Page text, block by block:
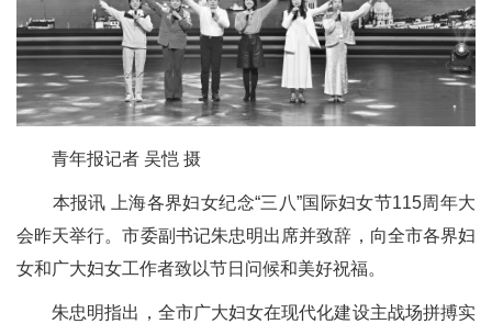
青年报记者 吴恺 摄
本报讯 上海各界妇女纪念“三八”国际妇女节115周年大
会昨天举行。市委副书记朱忠明出席并致辞，向全市各界妇
女和广大妇女工作者致以节日问候和美好祝福。
朱忠明指出，全市广大妇女在现代化建设主战场拼搏实